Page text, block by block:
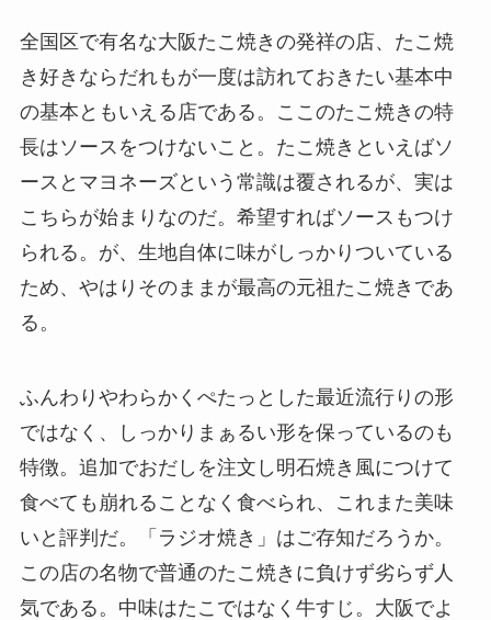
全国区で有名な大阪たこ焼きの発祥の店、たこ焼
き好きならだれもが一度は訪れておきたい基本中
の基本ともいえる店である。ここのたこ焼きの特
長はソースをつけないこと。たこ焼きといえばソ
ースとマヨネーズという常識は覆されるが、実は
こちらが始まりなのだ。希望すればソースもつけ
られる。が、生地自体に味がしっかりついている
ため、やはりそのままが最高の元祖たこ焼きであ
る。
ふんわりやわらかくぺたっとした最近流行りの形
ではなく、しっかりまぁるい形を保っているのも
特徴。追加でおだしを注文し明石焼き風につけて
食べても崩れることなく食べられ、これまた美味
いと評判だ。「ラジオ焼き」はご存知だろうか。
この店の名物で普通のたこ焼きに負けず劣らず人
気である。中味はたこではなく牛すじ。大阪でよ